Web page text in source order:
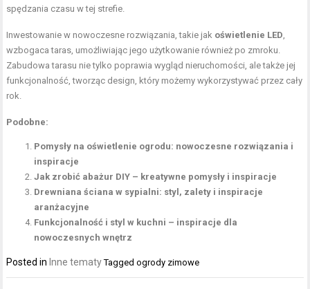
spędzania czasu w tej strefie.
Inwestowanie w nowoczesne rozwiązania, takie jak oświetlenie LED,
wzbogaca taras, umożliwiając jego użytkowanie również po zmroku.
Zabudowa tarasu nie tylko poprawia wygląd nieruchomości, ale także jej
funkcjonalność, tworząc design, który możemy wykorzystywać przez cały
rok.
Podobne:
Pomysły na oświetlenie ogrodu: nowoczesne rozwiązania i
inspiracje
Jak zrobić abażur DIY – kreatywne pomysły i inspiracje
Drewniana ściana w sypialni: styl, zalety i inspiracje
aranżacyjne
Funkcjonalność i styl w kuchni – inspiracje dla
nowoczesnych wnętrz
Posted in Inne tematy Taggedogrody zimowe